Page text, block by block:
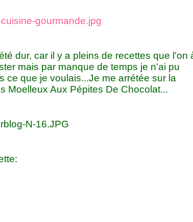
dur, car il y a pleins de recettes que l'on
mais par manque de temps je n'ai pu
ce que je voulais...Je me arrétée sur la
Moelleux Aux Pépites De Chocolat...